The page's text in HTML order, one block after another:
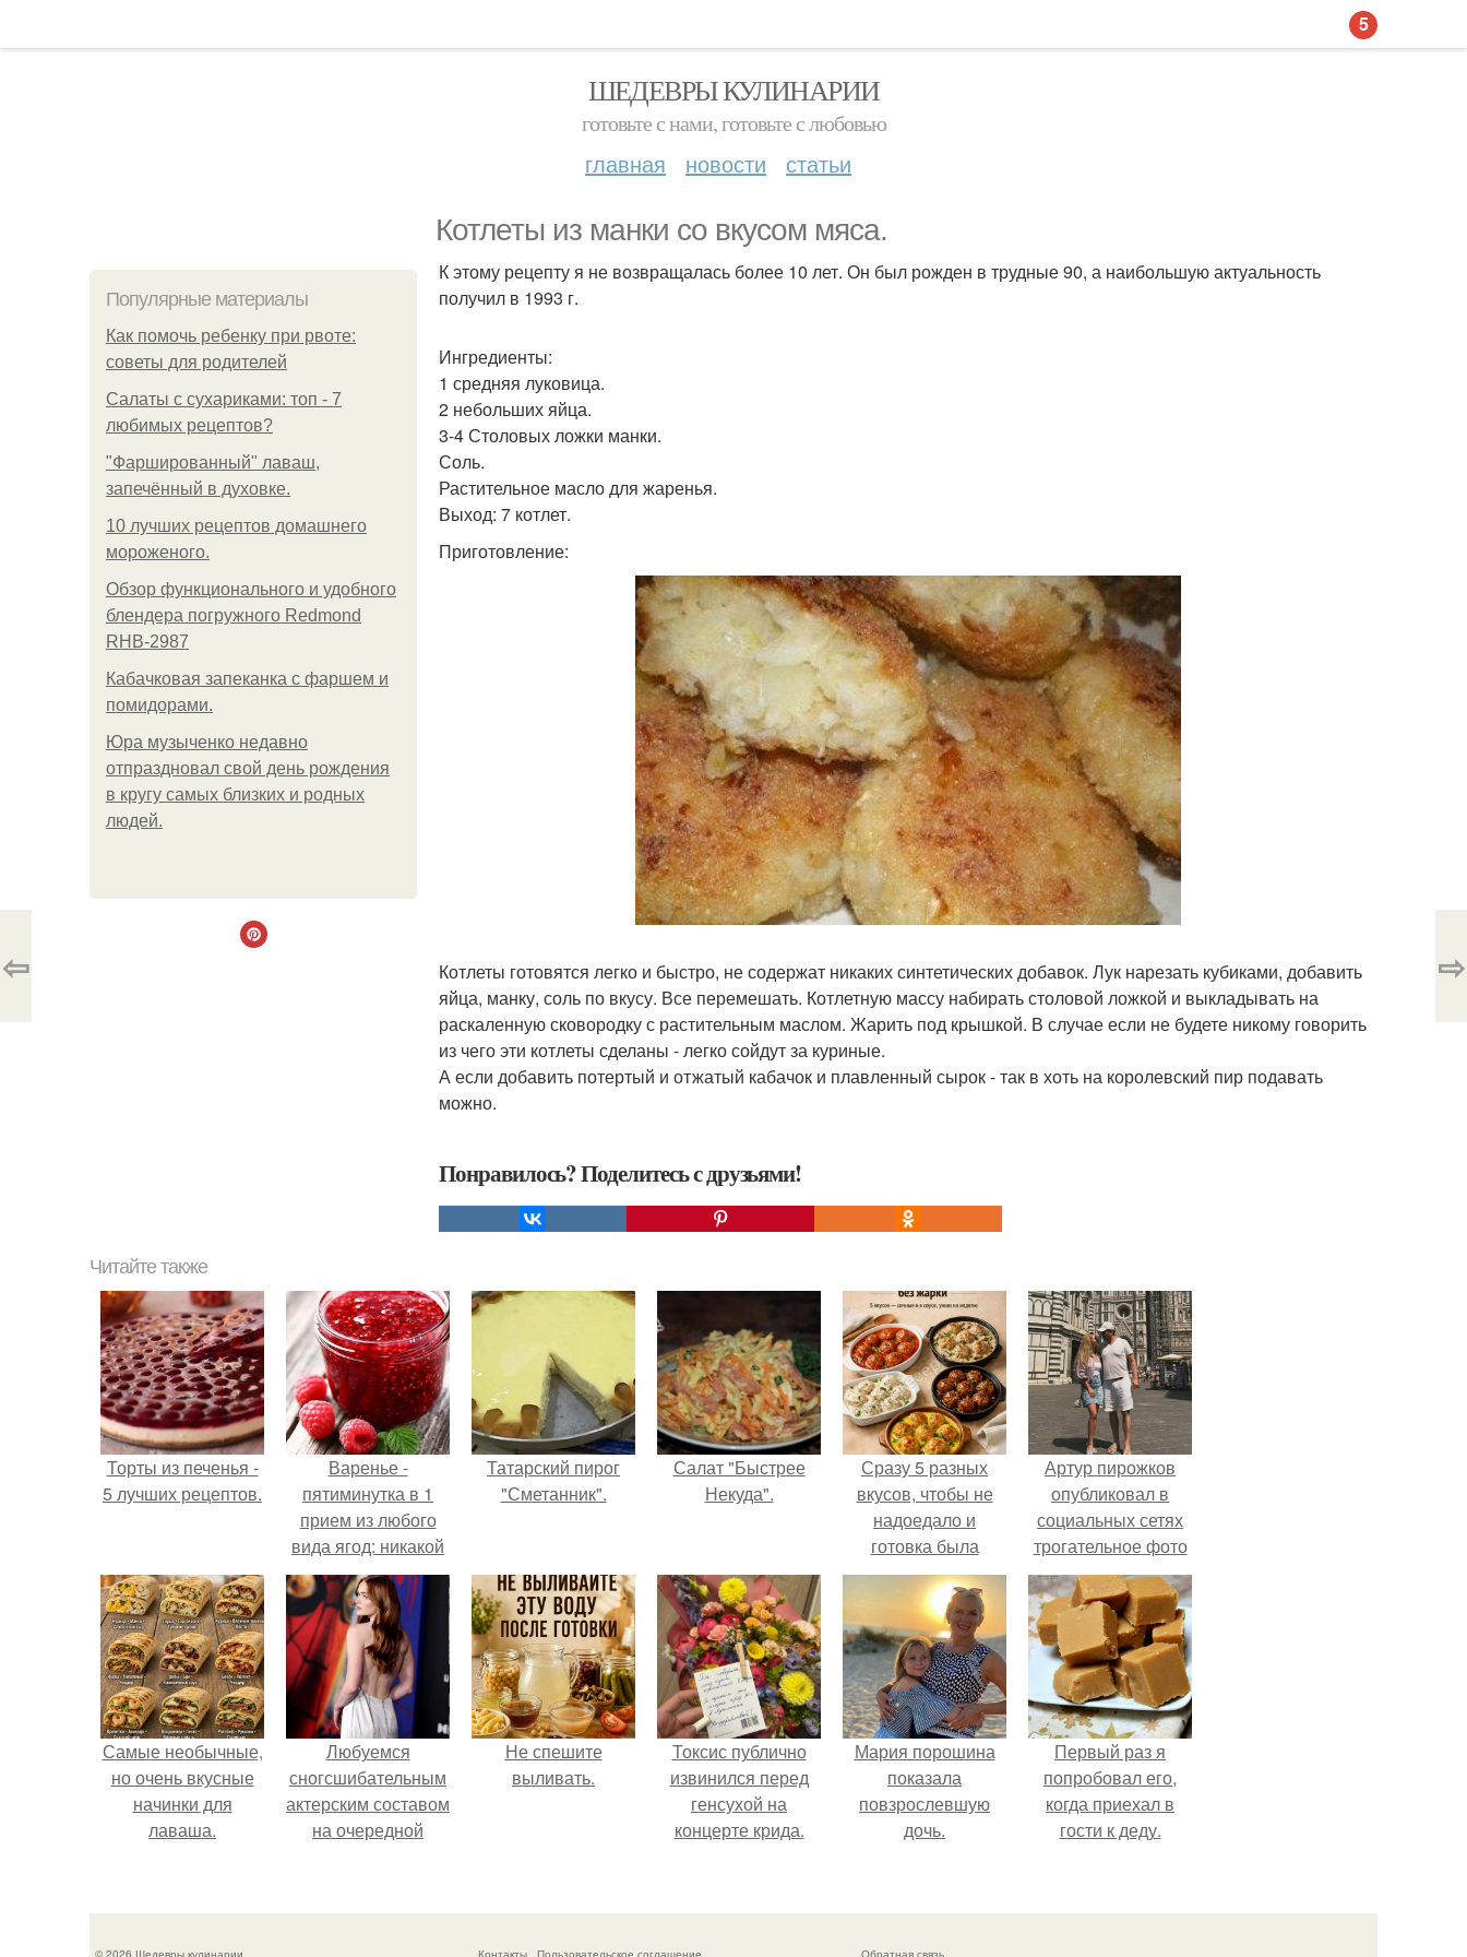
ШЕДЕВРЫ КУЛИНАРИИ
готовьте с нами, готовьте с любовью
главная новости статьи
Котлеты из манки со вкусом мяса.
Популярные материалы
Как помочь ребенку при рвоте:
советы для родителей
Салаты с сухариками: топ - 7
любимых рецептов?
"Фаршированный" лаваш,
запечённый в духовке.
10 лучших рецептов домашнего
мороженого.
Обзор функционального и удобного
блендера погружного Redmond
RHB-2987
Кабачковая запеканка с фаршем и
помидорами.
Юра музыченко недавно
отпраздновал свой день рождения
в кругу самых близких и родных
людей.
К этому рецепту я не возвращалась более 10 лет. Он был рожден в трудные 90, а наибольшую актуальность
получил в 1993 г.
Ингредиенты:
1 средняя луковица.
2 небольших яйца.
3-4 Столовых ложки манки.
Соль.
Растительное масло для жаренья.
Выход: 7 котлет.
Приготовление:
Котлеты готовятся легко и быстро, не содержат никаких синтетических добавок. Лук нарезать кубиками, добавить
яйца, манку, соль по вкусу. Все перемешать. Котлетную массу набирать столовой ложкой и выкладывать на
раскаленную сковородку с растительным маслом. Жарить под крышкой. В случае если не будете никому говорить
из чего эти котлеты сделаны - легко сойдут за куриные.
А если добавить потертый и отжатый кабачок и плавленный сырок - так в хоть на королевский пир подавать
можно.
Понравилось? Поделитесь с друзьями!
⇦ ⇨
Читайте также
Торты из печенья -
5 лучших рецептов.
Варенье -
пятиминутка в 1
прием из любого
вида ягод: никакой
длительной варки,
все витамины на
месте!
Татарский пирог
"Сметанник".
Салат "Быстрее
Некуда".
Сразу 5 разных
вкусов, чтобы не
надоедало и
готовка была
проще.
Артур пирожков
опубликовал в
социальных сетях
трогательное фото
с супругой
Анжеликой,
сделанное во
время их недавнего
путешествия в
Италию.
Самые необычные,
но очень вкусные
начинки для
лаваша.
Любуемся
сногсшибательным
актерским составом
на очередной
Не спешите
выливать.
Токсис публично
извинился перед
генсухой на
концерте крида.
Мария порошина
показала
повзрослевшую
дочь.
Первый раз я
попробовал его,
когда приехал в
гости к деду.
© 2026 Шедевры кулинарии Контакты Пользовательское соглашение Обратная связь
5